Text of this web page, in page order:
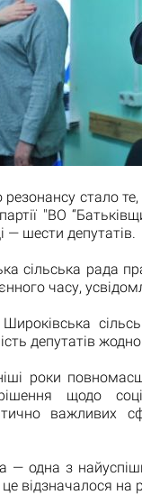
стало
"ВО
— шести депутатів.
сільська рада
часу,
депутатів
роки
щодо
важливих
— одна з
відзначалося на